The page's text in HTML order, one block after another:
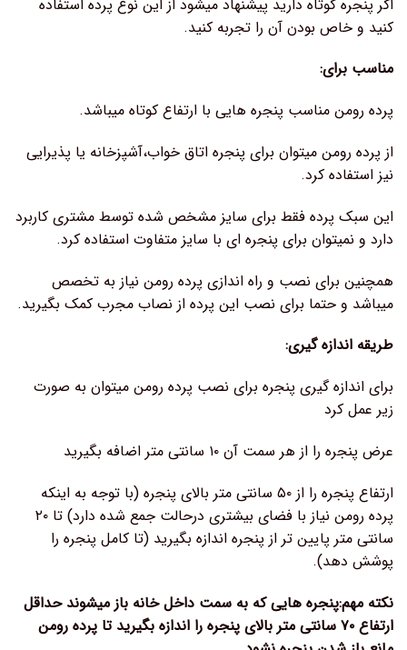
اگر پنجره کوتاه دارید پیشنهاد میشود از این نوع پرده استفاده
کنید و خاص بودن آن را تجربه کنید.
مناسب برای:
پرده رومن مناسب پنجره هایی با ارتفاع کوتاه میباشد.
از پرده رومن میتوان برای پنجره اتاق خواب،آشپزخانه یا پذیرایی
نیز استفاده کرد.
این سبک پرده فقط برای سایز مشخص شده توسط مشتری کاربرد
دارد و نمیتوان برای پنجره ای با سایز متفاوت استفاده کرد.
همچنین برای نصب و راه اندازی پرده رومن نیاز به تخصص
میباشد و حتما برای نصب این پرده از نصاب مجرب کمک بگیرید.
طریقه اندازه گیری:
برای اندازه گیری پنجره برای نصب پرده رومن میتوان به صورت
زیر عمل کرد
عرض پنجره را از هر سمت آن ۱۰ سانتی متر اضافه بگیرید
ارتفاع پنجره را از ۵۰ سانتی متر بالای پنجره (با توجه به اینکه
پرده رومن نیاز با فضای بیشتری درحالت جمع شده دارد) تا ۲۰
سانتی متر پایین تر از پنجره اندازه بگیرید (تا کامل پنجره را
پوشش دهد).
نکته مهم:پنجره هایی که به سمت داخل خانه باز میشوند حداقل
ارتفاع ۷۰ سانتی متر بالای پنجره را اندازه بگیرید تا پرده رومن